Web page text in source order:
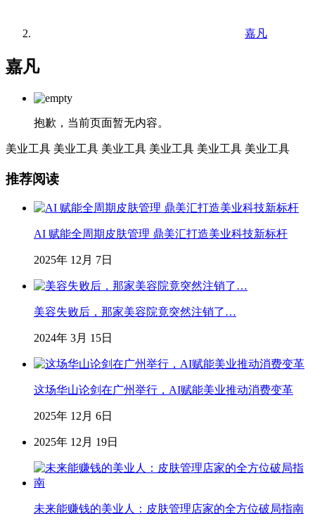
嘉凡
嘉凡
抱歉，当前页面暂无内容。
美业工具 美业工具 美业工具 美业工具 美业工具 美业工具
推荐阅读
AI 赋能全周期皮肤管理 鼎美汇打造美业科技新标杆
2025年 12月 7日
美容失败后，那家美容院竟突然注销了…
2024年 3月 15日
这场华山论剑在广州举行，AI赋能美业推动消费变革
2025年 12月 6日
2025年 12月 19日
未来能赚钱的美业人：皮肤管理店家的全方位破局指南